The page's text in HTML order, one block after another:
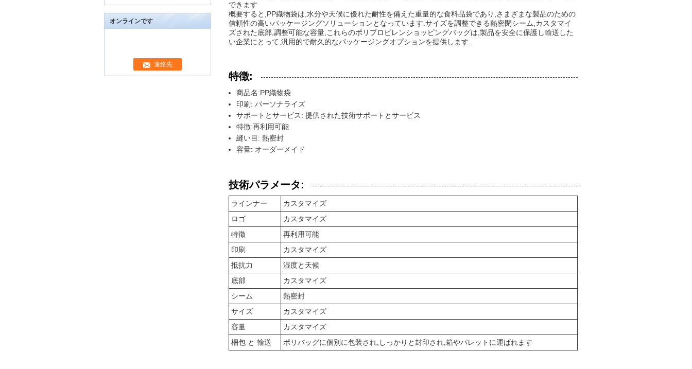
オンラインです
できます
概要すると,PP織物袋は,水分や天候に優れた耐性を備えた重量的な食料品袋であり,さまざまな製品のための
信頼性の高いパッケージングソリューションとなっています.サイズを調整できる熱密閉シーム,カスタマイ
ズされた底部,調整可能な容量,これらのポリプロピレンショッピングバッグは,製品を安全に保護し輸送した
い企業にとって,汎用的で耐久的なパッケージングオプションを提供します..
特徴:
商品名:PP織物袋
印刷: パーソナライズ
サポートとサービス: 提供された技術サポートとサービス
特徴:再利用可能
縫い目: 熱密封
容量: オーダーメイド
技術パラメータ:
ラインナー
カスタマイズ
ロゴ
カスタマイズ
特徴
再利用可能
印刷
カスタマイズ
抵抗力
湿度と天候
底部
カスタマイズ
シーム
熱密封
サイズ
カスタマイズ
容量
カスタマイズ
梱包 と 輸送
ポリバッグに個別に包装され,しっかりと封印され,箱やパレットに運ばれます